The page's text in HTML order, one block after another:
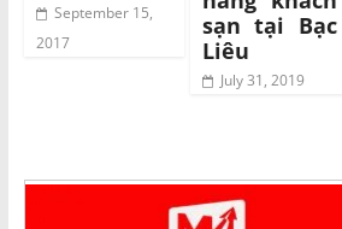
September 15,
2017
sạn tại Bạc
Liêu
July 31, 2019